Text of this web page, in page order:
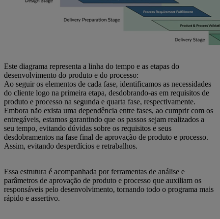
Este diagrama representa a linha do tempo e as etapas do
desenvolvimento do produto e do processo:
Ao seguir os elementos de cada fase, identificamos as necessidades
do cliente logo na primeira etapa, desdobrando-as em requisitos de
produto e processo na segunda e quarta fase, respectivamente.
Embora não exista uma dependência entre fases, ao cumprir com os
entregáveis, estamos garantindo que os passos sejam realizados a
seu tempo, evitando dúvidas sobre os requisitos e seus
desdobramentos na fase final de aprovação de produto e processo.
Assim, evitando desperdícios e retrabalhos.
Essa estrutura é acompanhada por ferramentas de análise e
parâmetros de aprovação de produto e processo que auxiliam os
responsáveis pelo desenvolvimento, tornando todo o programa mais
rápido e assertivo.